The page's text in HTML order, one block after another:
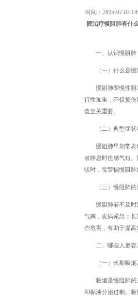
时间： 2025-07-03
院治疗慢阻肺有什
一、认识慢阻
（一）什么是慢
慢阻肺即慢性
行性加重，不仅损
查至关重要。
（二）典型症
慢阻肺早期常
者静息时也感气短
状时，需警惕慢阻肺
（三）慢阻肺
慢阻肺若不及
气胸，发病紧急；
些危害，有助于提高
二、哪些人更容
（一）长期吸
吸烟是慢阻肺
和黏液分泌过剩。